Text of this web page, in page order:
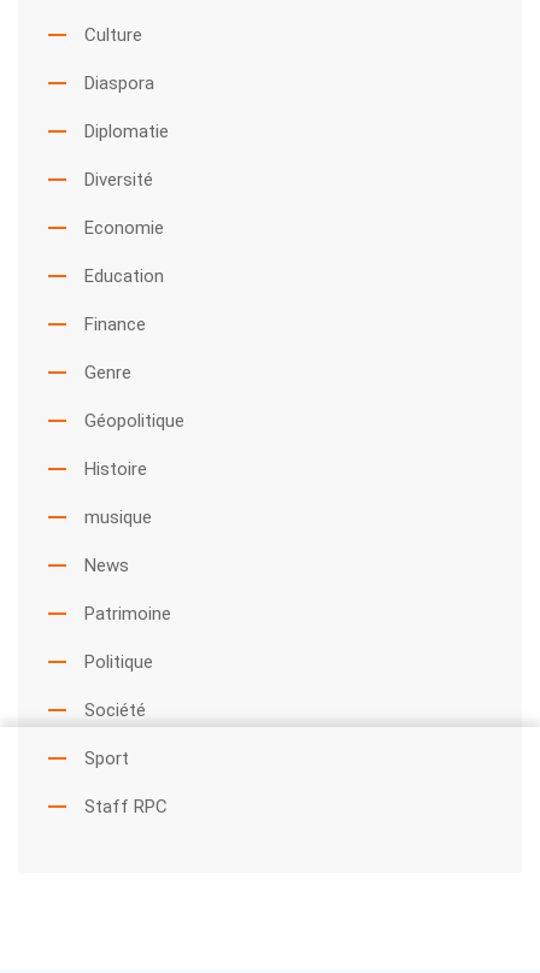
Culture
Diaspora
Diplomatie
Diversité
Economie
Education
Finance
Genre
Géopolitique
Histoire
musique
News
Patrimoine
Politique
Société
Sport
Staff RPC